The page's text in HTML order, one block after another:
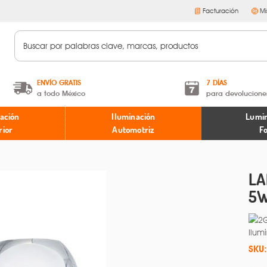
Facturación
ENVÍO GRATIS
a todo México
A partir de $599 MXN.
* Aplican restricciones
7 DÍAS
para
Términos y condiciones
Políticas de devoluciones
Iluminación
Automotriz
SKU: